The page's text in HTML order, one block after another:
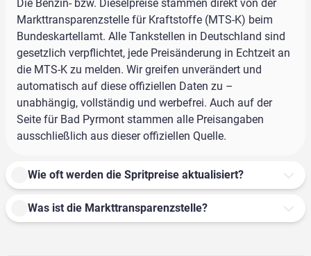
Die Benzin- bzw. Dieselpreise stammen direkt von der
Markttransparenzstelle für Kraftstoffe (MTS-K) beim
Bundeskartellamt. Alle Tankstellen in Deutschland sind
gesetzlich verpflichtet, jede Preisänderung in Echtzeit an
die MTS-K zu melden. Wir greifen unverändert und
automatisch auf diese offiziellen Daten zu –
unabhängig, vollständig und werbefrei. Auch auf der
Seite für Bad Pyrmont stammen alle Preisangaben
ausschließlich aus dieser offiziellen Quelle.
Wie oft werden die Spritpreise aktualisiert?
Was ist die Markttransparenzstelle?